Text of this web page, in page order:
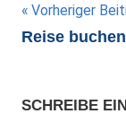
Vorheriger
Reise buchen
SCHREIBE